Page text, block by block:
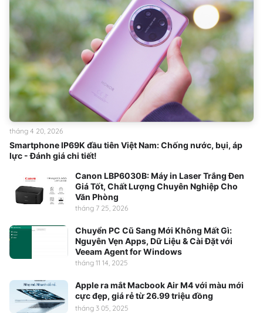
Smartphone IP69K đầu tiên Việt Nam: Chống nước, bụi, áp
lực - Đánh giá chi tiết!
tháng 4 20, 2026
Canon LBP6030B: Máy in Laser Trắng Đen
Giá Tốt, Chất Lượng Chuyên Nghiệp Cho
Văn Phòng
tháng 7 25, 2026
Chuyển PC Cũ Sang Mới Không Mất Gì:
Nguyên Vẹn Apps, Dữ Liệu & Cài Đặt với
Veeam Agent for Windows
tháng 11 14, 2025
Apple ra mắt Macbook Air M4 với màu mới
cực đẹp, giá rẻ từ 26.99 triệu đồng
tháng 3 05, 2025